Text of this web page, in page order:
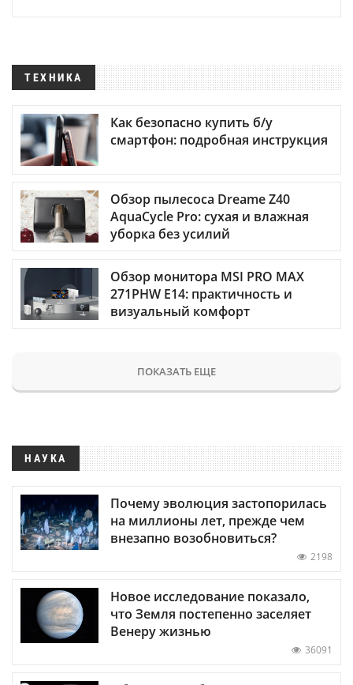
ТЕХНИКА
Как безопасно купить б/у
смартфон: подробная инструкция
Обзор пылесоса Dreame Z40
AquaCycle Pro: сухая и влажная
уборка без усилий
Обзор монитора MSI PRO MAX
271PHW E14: практичность и
визуальный комфорт
ПОКАЗАТЬ ЕЩЕ
НАУКА
Почему эволюция застопорилась
на миллионы лет, прежде чем
внезапно возобновиться?
2198
Новое исследование показало,
что Земля постепенно заселяет
Венеру жизнью
36091